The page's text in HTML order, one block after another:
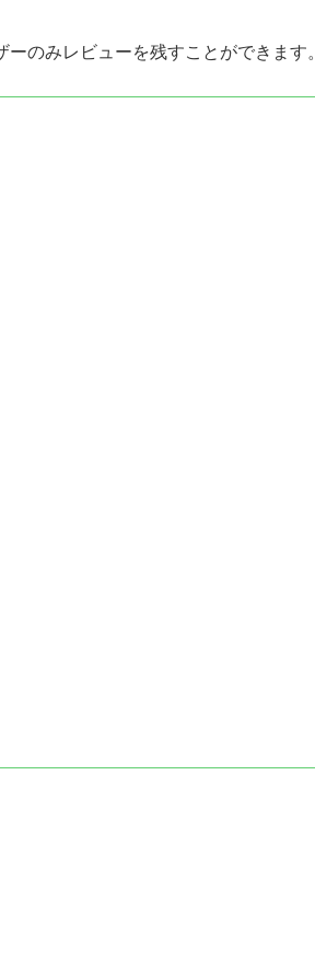
のみレビューを残すことができます。